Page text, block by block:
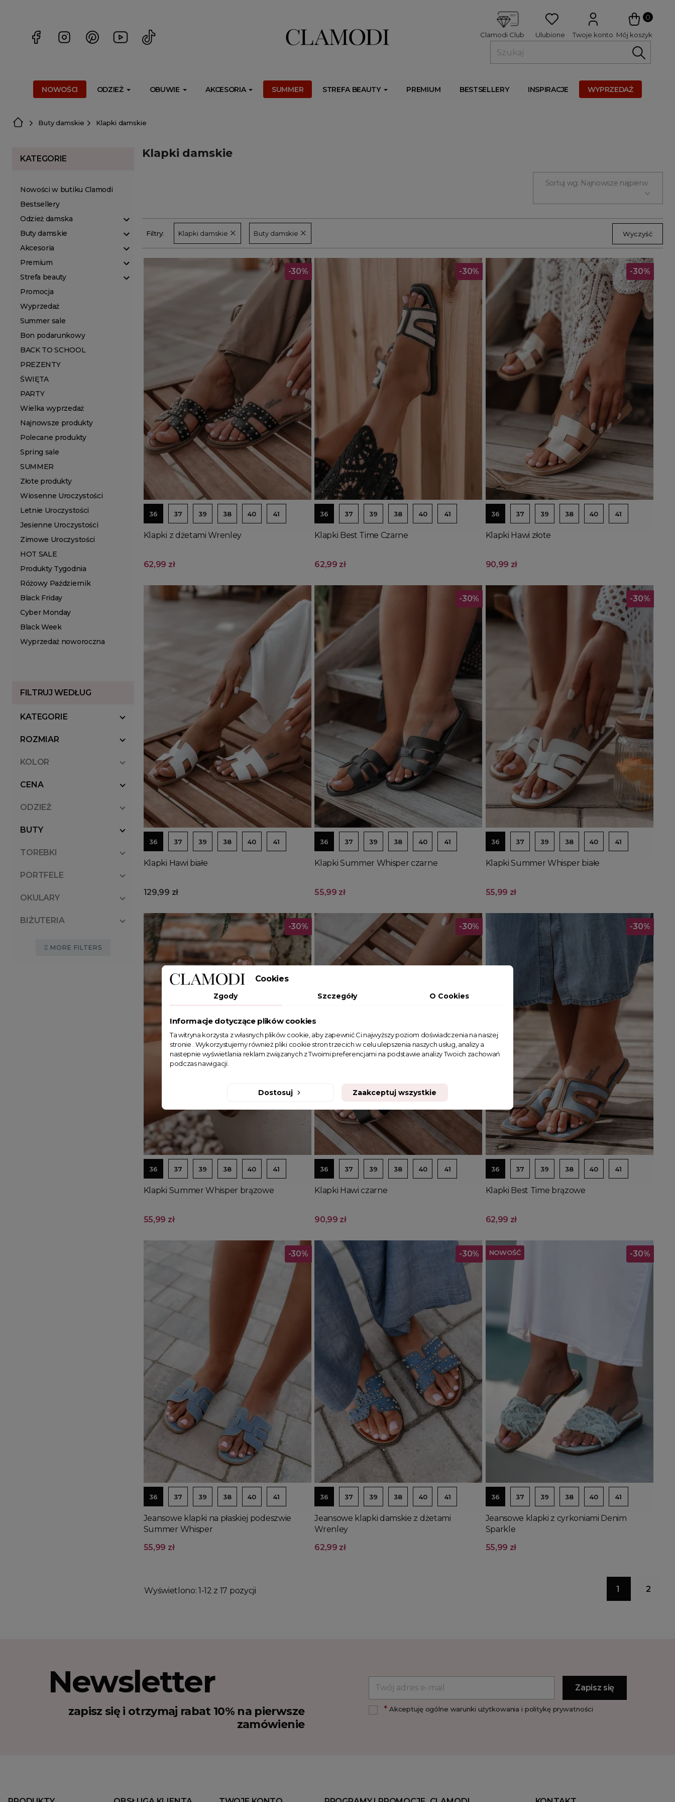
0
Mój koszyk
Twoje konto
Ulubione
Clamodi Club
NOWOŚCI ODZIEŻ OBUWIE AKCESORIA SUMMER STREFA BEAUTY PREMIUM BESTSELLERY INSPIRACJE WYPRZEDAŻ
Buty damskie Klapki damskie
KATEGORIE
Nowości w butiku Clamodi
Bestsellery
Odzież damska
Buty damskie
Akcesoria
Premium
Strefa beauty
Promocja
Wyprzedaż
Summer sale
Bon podarunkowy
BACK TO SCHOOL
PREZENTY
ŚWIĘTA
PARTY
Wielka wyprzedaż
Najnowsze produkty
Polecane produkty
Spring sale
SUMMER
Złote produkty
Wiosenne Uroczystości
Letnie Uroczystości
Jesienne Uroczystości
Zimowe Uroczystości
HOT SALE
Produkty Tygodnia
Różowy Październik
Black Friday
Cyber Monday
Black Week
Wyprzedaż noworoczna
FILTRUJ WEDŁUG
KATEGORIE
ROZMIAR
KOLOR
CENA
ODZIEŻ
BUTY
TOREBKI
PORTFELE
OKULARY
BIŻUTERIA
MORE FILTERS
Klapki damskie
Sortuj wg: Najnowsze najpierw
Filtry: Wyczyść
Klapki damskie Buty damskie
Dodaj do koszyka
36 37 39 38 40 41
Klapki z dżetami Wrenley
62,99 zł
-30%
Dodaj do koszyka
36 37 39 38 40 41
Klapki Best Time Czarne
62,99 zł
-30%
36 37 39 38 40 41
Klapki Hawi złote
90,99 zł
-30%
Dodaj do koszyka
Wyprzedany
36 37 39 38 40 41
Klapki Hawi białe
129,99 zł
Dodaj do koszyka
36 37 39 38 40 41
Klapki Summer Whisper czarne
55,99 zł
-30%
36 37 39 38 40 41
Klapki Summer Whisper białe
55,99 zł
-30%
Dodaj do koszyka
36 37 39 38 40 41
Klapki Summer Whisper brązowe
55,99 zł
-30%
Dodaj do koszyka
36 37 39 38 40 41
Klapki Hawi czarne
90,99 zł
-30%
36 37 39 38 40 41
Klapki Best Time brązowe
62,99 zł
-30%
Dodaj do koszyka
36 37 39 38 40 41
Jeansowe klapki na płaskiej podeszwie
Summer Whisper
55,99 zł
-30%
36 37 39 38 40 41
Jeansowe klapki damskie z dżetami
Wrenley
62,99 zł
-30%
36 37 39 38 40 41
Jeansowe klapki z cyrkoniami Denim
Sparkle
55,99 zł
-30%
NOWOŚĆ
Wyświetlono: 1-12 z 17 pozycji 1 2
Newsletter
zapisz się i otrzymaj rabat 10% na pierwsze
zamówienie
*Akceptuję ogólne warunki użytkowania i politykę prywatności
Cookies
Zgody Szczegóły O Cookies
Informacje dotyczące plików cookies
Ta witryna korzysta z własnych plików cookie, aby zapewnić Ci najwyższy poziom doświadczenia na naszej
stronie . Wykorzystujemy również pliki cookie stron trzecich w celu ulepszenia naszych usług, analizy a
nastepnie wyświetlania reklam związanych z Twoimi preferencjami na podstawie analizy Twoich zachowań
podczas nawigacji.
Dostosuj Zaakceptuj wszystkie